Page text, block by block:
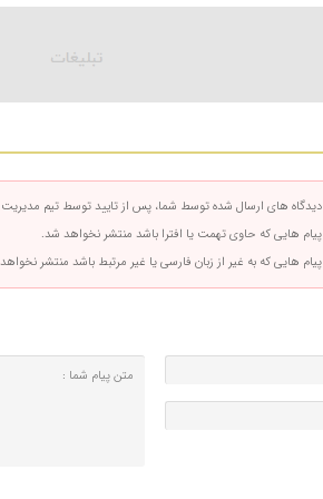
دیدگاه های ارسال شده توسط شما، پس از تایید توسط تیم
پیام هایی که حاوی تهمت یا افترا باشد منتشر نخواهد شد.
پیام هایی که به غیر از زبان فارسی یا غیر مرتبط باشد منتشر